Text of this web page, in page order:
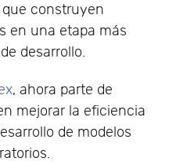
construyen
en una etapa más
desarrollo.
, ahora parte de
mejorar la eficiencia
de modelos